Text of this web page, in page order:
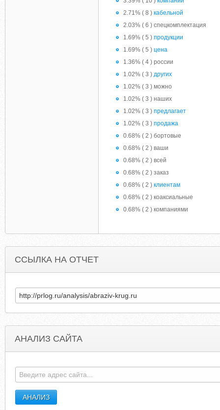
2.71% ( 8 ) кабельной
2.03% ( 6 ) спецкомплектация
1.69% ( 5 ) продукции
1.69% ( 5 ) цена
1.36% ( 4 ) россии
1.02% ( 3 ) других
1.02% ( 3 ) можно
1.02% ( 3 ) наших
1.02% ( 3 ) предлагает
1.02% ( 3 ) продажа
0.68% ( 2 ) бортовые
0.68% ( 2 ) ваши
0.68% ( 2 ) всей
0.68% ( 2 ) заказ
0.68% ( 2 ) клиентам
0.68% ( 2 ) коаксиальные
0.68% ( 2 ) компаниями
ССЫЛКА НА ОТЧЕТ
АНАЛИЗ САЙТА